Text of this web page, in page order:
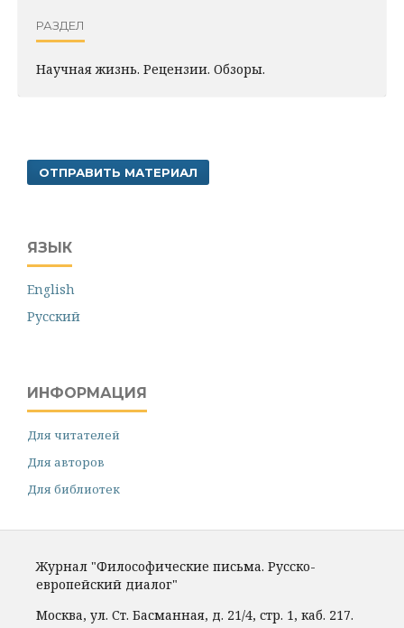
РАЗДЕЛ
Научная жизнь. Рецензии. Обзоры.
ОТПРАВИТЬ МАТЕРИАЛ
ЯЗЫК
English
Русский
ИНФОРМАЦИЯ
Для читателей
Для авторов
Для библиотек
Журнал "Философические письма. Русско-
европейский диалог"
Москва, ул. Ст. Басманная, д. 21/4, стр. 1, каб. 217.